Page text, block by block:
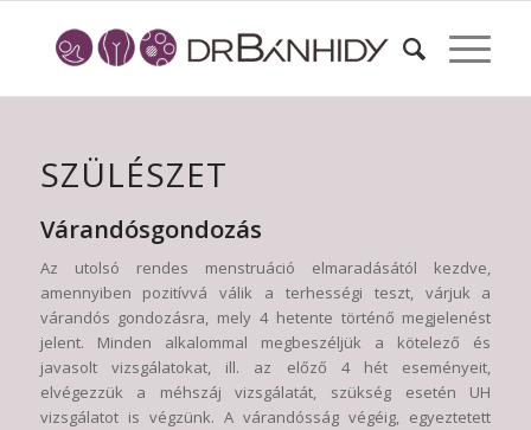
SZÜLÉSZET
Várandósgondozás
Az utolsó rendes menstruáció elmaradásától kezdve,
amennyiben pozitívvá válik a terhességi teszt, várjuk a
várandós gondozásra, mely 4 hetente történő megjelenést
jelent. Minden alkalommal megbeszéljük a kötelező és
javasolt vizsgálatokat, ill. az előző 4 hét eseményeit,
elvégezzük a méhszáj vizsgálatát, szükség esetén UH
vizsgálatot is végzünk. A várandósság végéig, egyeztetett